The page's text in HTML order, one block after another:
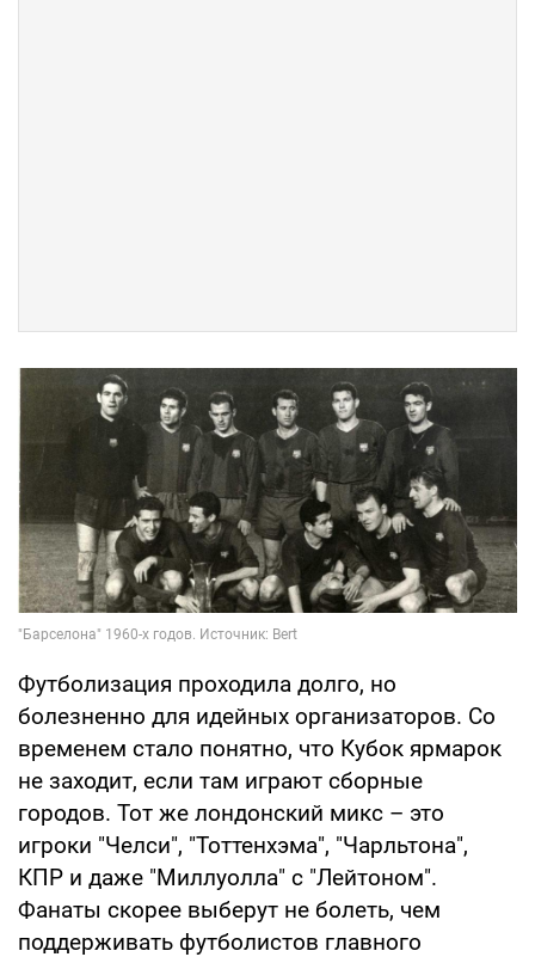
Футболизация проходила долго, но
болезненно для идейных организаторов. Со
временем стало понятно, что Кубок ярмарок
не заходит, если там играют сборные
городов. Тот же лондонский микс – это
игроки "Челси", "Тоттенхэма", "Чарльтона",
КПР и даже "Миллуолла" с "Лейтоном".
Фанаты скорее выберут не болеть, чем
поддерживать футболистов главного